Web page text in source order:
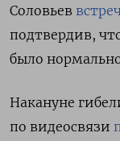
Соловьев
подтвердив,
было
Накануне
по видеосвязи